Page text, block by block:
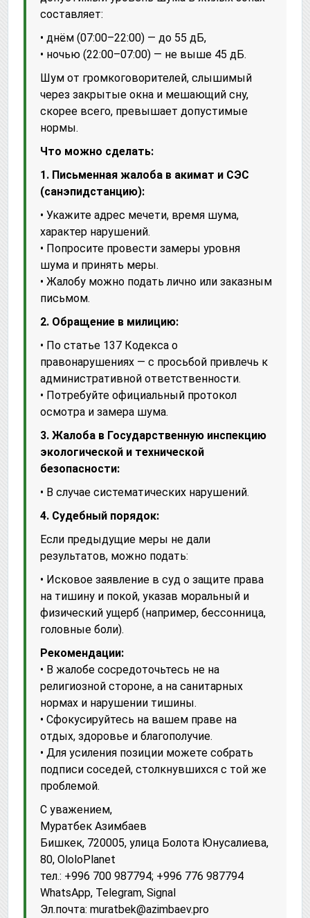
составляет:
• днём (07:00–22:00) — до 55 дБ,
• ночью (22:00–07:00) — не выше 45 дБ.
Шум от громкоговорителей, слышимый
через закрытые окна и мешающий сну,
скорее всего, превышает допустимые
нормы.
Что можно сделать:
1. Письменная жалоба в акимат и СЭС
(санэпидстанцию):
• Укажите адрес мечети, время шума,
характер нарушений.
• Попросите провести замеры уровня
шума и принять меры.
• Жалобу можно подать лично или заказным
письмом.
2. Обращение в милицию:
• По статье 137 Кодекса о
правонарушениях — с просьбой привлечь к
административной ответственности.
• Потребуйте официальный протокол
осмотра и замера шума.
3. Жалоба в Государственную инспекцию
экологической и технической
безопасности:
• В случае систематических нарушений.
4. Судебный порядок:
Если предыдущие меры не дали
результатов, можно подать:
• Исковое заявление в суд о защите права
на тишину и покой, указав моральный и
физический ущерб (например, бессонница,
головные боли).
Рекомендации:
• В жалобе сосредоточьтесь не на
религиозной стороне, а на санитарных
нормах и нарушении тишины.
• Сфокусируйтесь на вашем праве на
отдых, здоровье и благополучие.
• Для усиления позиции можете собрать
подписи соседей, столкнувшихся с той же
проблемой.
С уважением,
Муратбек Азимбаев
Бишкек, 720005, улица Болота Юнусалиева,
80, OloloPlanet
тел.: +996 700 987794; +996 776 987794
WhatsApp, Telegram, Signal
Эл.почта: muratbek@azimbaev.pro